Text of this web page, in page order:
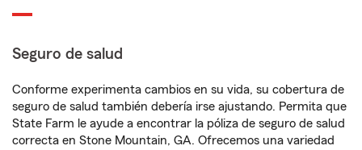
Seguro de salud
Conforme experimenta cambios en su vida, su cobertura de
seguro de salud también debería irse ajustando. Permita que
State Farm le ayude a encontrar la póliza de seguro de salud
correcta en Stone Mountain, GA. Ofrecemos una variedad